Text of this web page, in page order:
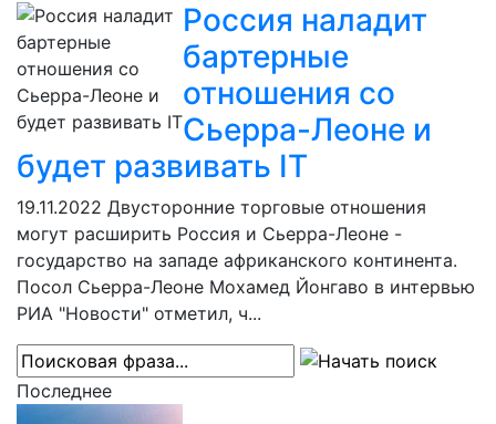
Россия наладит
бартерные
отношения со
Сьерра-Леоне и
будет развивать IT
19.11.2022 Двусторонние торговые отношения
могут расширить Россия и Сьерра-Леоне -
государство на западе африканского континента.
Посол Сьерра-Леоне Мохамед Йонгаво в интервью
РИА "Новости" отметил, ч...
Последнее